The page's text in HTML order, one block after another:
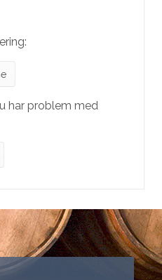
har problem med